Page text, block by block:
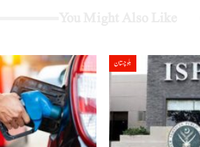
بلوچستان